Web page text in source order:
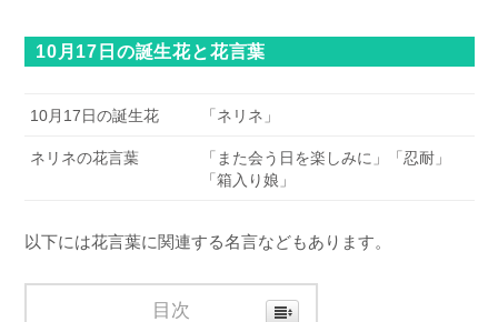
10月17日の誕生花と花言葉
10月17日の誕生花 「ネリネ」
ネリネの花言葉
「また会う日を楽しみに」「忍耐」
「箱入り娘」
以下には花言葉に関連する名言などもあります。
目次